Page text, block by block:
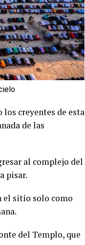
creyentes de esta
de las
al complejo del
pisar.
el sitio solo como
del Templo, que